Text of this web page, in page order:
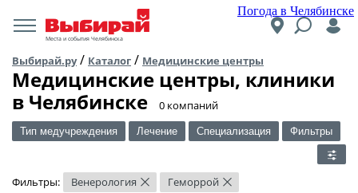
Погода в Челябинске
Места и события Челябинска
Выбирай.ру/ Каталог / Медицинские центры
Медицинские центры, клиники
в Челябинске
​0 компаний
Тип медучреждения Лечение Специализация Фильтры
Фильтры: Венерология × Геморрой ×